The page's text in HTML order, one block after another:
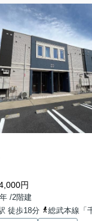
円
/2階建
徒歩18分
総武本線「千葉」駅